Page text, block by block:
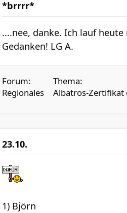
*brrrr*
....nee, danke. Ich lauf
Gedanken! LG A.
Forum:
Regionales
Thema:
Albatros-Zertifikat
23.10.
1) Björn